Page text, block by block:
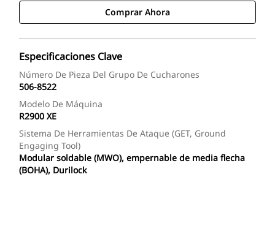
Comprar Ahora
Especificaciones Clave
Número De Pieza Del Grupo De Cucharones
506-8522
Modelo De Máquina
R2900 XE
Sistema De Herramientas De Ataque (GET, Ground
Engaging Tool)
Modular soldable (MWO), empernable de media flecha
(BOHA), Durilock